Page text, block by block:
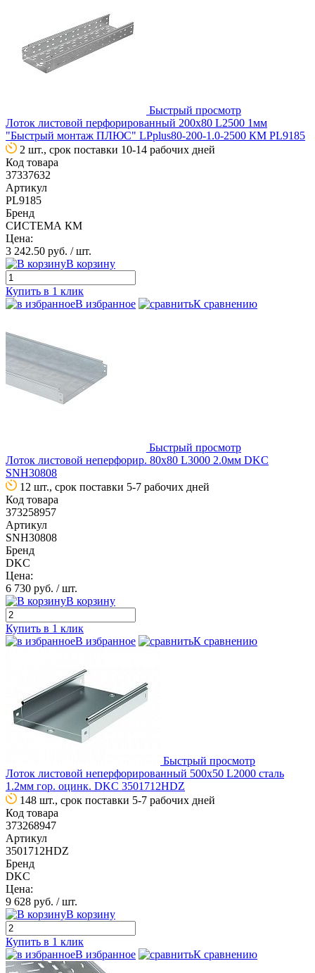
Быстрый просмотр
Лоток листовой перфорированный 200х80 L2500 1мм
"Быстрый монтаж ПЛЮС" LPplus80-200-1.0-2500 КМ PL9185
2 шт., срок поставки 10-14 рабочих дней
Код товара
37337632
Артикул
PL9185
Бренд
СИСТЕМА КМ
Цена:
3 242.50 руб. / шт.
В корзину
Купить в 1 клик
В избранное
К сравнению
Быстрый просмотр
Лоток листовой неперфорир. 80х80 L3000 2.0мм DKC
SNH30808
12 шт., срок поставки 5-7 рабочих дней
Код товара
373258957
Артикул
SNH30808
Бренд
DKC
Цена:
6 730 руб. / шт.
В корзину
Купить в 1 клик
В избранное
К сравнению
Быстрый просмотр
Лоток листовой неперфорированный 500х50 L2000 сталь
1.2мм гор. оцинк. DKC 3501712HDZ
148 шт., срок поставки 5-7 рабочих дней
Код товара
373268947
Артикул
3501712HDZ
Бренд
DKC
Цена:
9 628 руб. / шт.
В корзину
Купить в 1 клик
В избранное
К сравнению